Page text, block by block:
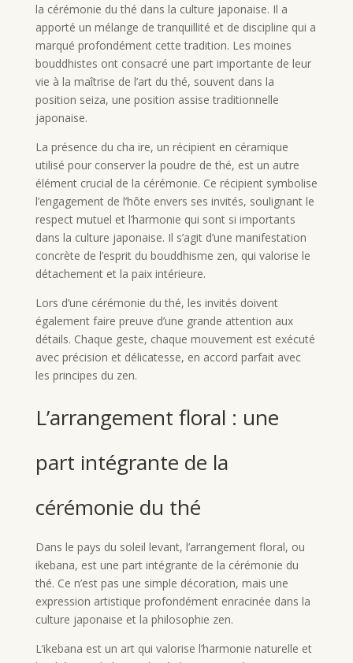
la cérémonie du thé dans la culture japonaise. Il a
apporté un mélange de tranquillité et de discipline qui a
marqué profondément cette tradition. Les moines
bouddhistes ont consacré une part importante de leur
vie à la maîtrise de l’art du thé, souvent dans la
position seiza, une position assise traditionnelle
japonaise.
La présence du cha ire, un récipient en céramique
utilisé pour conserver la poudre de thé, est un autre
élément crucial de la cérémonie. Ce récipient symbolise
l’engagement de l’hôte envers ses invités, soulignant le
respect mutuel et l’harmonie qui sont si importants
dans la culture japonaise. Il s’agit d’une manifestation
concrète de l’esprit du bouddhisme zen, qui valorise le
détachement et la paix intérieure.
Lors d’une cérémonie du thé, les invités doivent
également faire preuve d’une grande attention aux
détails. Chaque geste, chaque mouvement est exécuté
avec précision et délicatesse, en accord parfait avec
les principes du zen.
L’arrangement floral : une
part intégrante de la
cérémonie du thé
Dans le pays du soleil levant, l’arrangement floral, ou
ikebana, est une part intégrante de la cérémonie du
thé. Ce n’est pas une simple décoration, mais une
expression artistique profondément enracinée dans la
culture japonaise et la philosophie zen.
L’ikebana est un art qui valorise l’harmonie naturelle et